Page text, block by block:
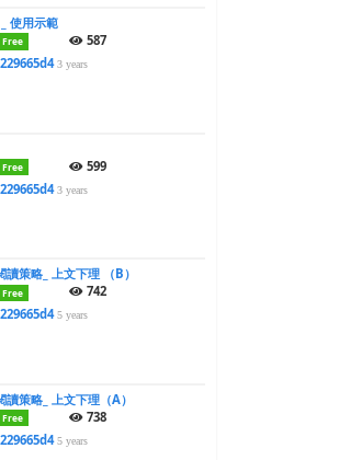
使用示範
Free
587
3 years
Free
599
3 years
讀策略_ 上文下理 （B）
Free
742
5 years
讀策略_ 上文下理（A）
Free
738
5 years